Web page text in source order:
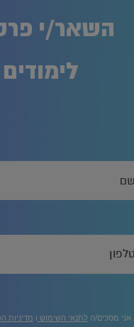
השאר/י
לימודים
אני מסכים/ה לתנאי השימוש ו מדיניות